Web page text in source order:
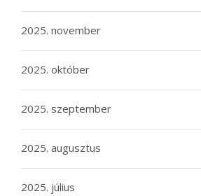
2025. november
2025. október
2025. szeptember
2025. augusztus
2025. július